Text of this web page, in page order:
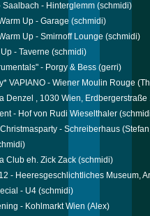
Saalbach - Hinterglemm (schmidi)
Up - Garage (schmidi)
Up - Smirnoff Lounge (schmidi)
- Taverne (schmidi)
- Porgy & Bess (gerri)
VAPIANO - Wiener Moulin Rouge
Denzel , 1030 Wien, Erdbergerstraße
- Hof von Rudi Wieselthaler
- Schreiberhaus
Club eh. Zick Zack (schmidi)
- Heeresgeschlichtliches Museum,
- U4 (schmidi)
- Kohlmarkt Wien (Alex)